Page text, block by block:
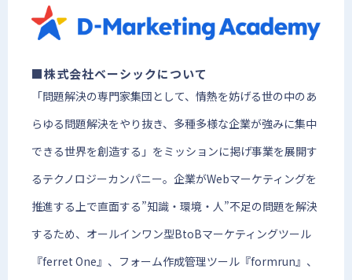
■株式会社ベーシックについて
「問題解決の専門家集団として、情熱を妨げる世の中のあ
らゆる問題解決をやり抜き、多種多様な企業が強みに集中
できる世界を創造する」をミッションに掲げ事業を展開す
るテクノロジーカンパニー。企業がWebマーケティングを
推進する上で直面する”知識・環境・人”不足の問題を解決
するため、オールインワン型BtoBマーケティングツール
『ferret One』、フォーム作成管理ツール『formrun』、